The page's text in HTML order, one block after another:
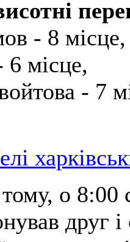
- 8 місце,
місце,
- 7
о 8:00
друг